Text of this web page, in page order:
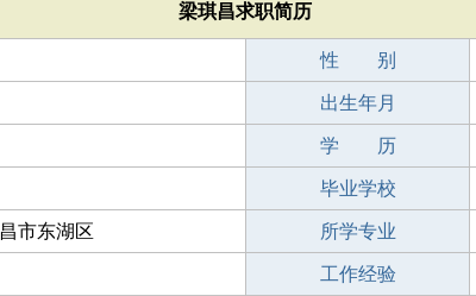
梁琪昌求职简历
性 别
出生年月
学 历
毕业学校
市东湖区 所学专业
工作经验